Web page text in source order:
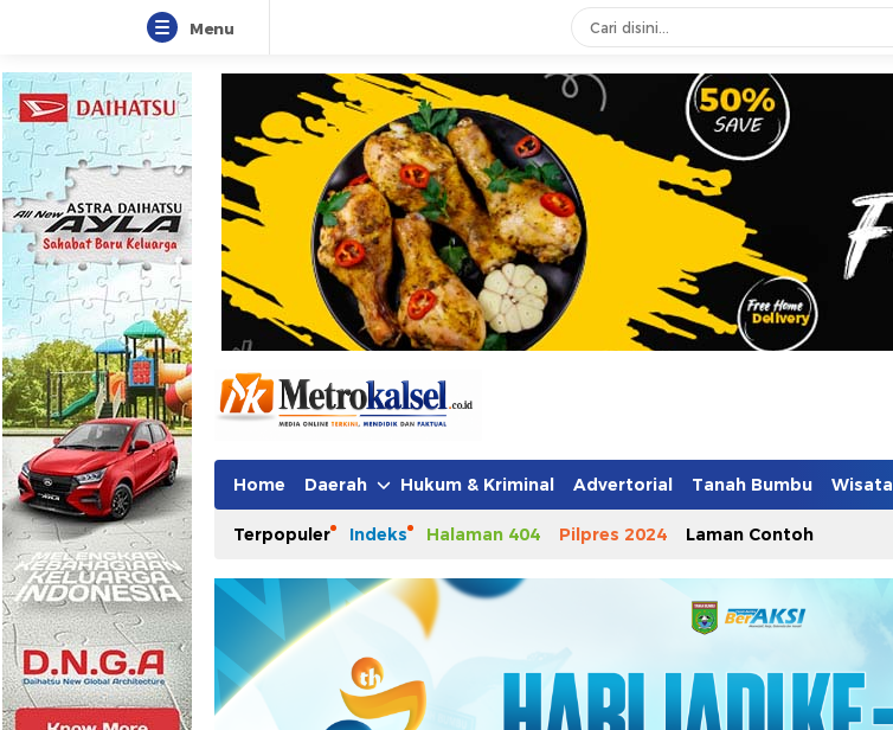
Menu
Metro Kalsel
Media Online Terkini, Faktual dan Mendidik
Home Daerah Hukum & Kriminal Advertorial Tanah Bumbu Wisata
Terpopuler Indeks Halaman 404 Pilpres 2024 Laman Contoh